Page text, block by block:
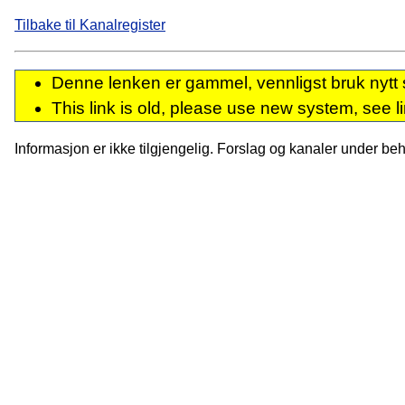
Tilbake til Kanalregister
Denne lenken er gammel, vennligst bruk nytt
This link is old, please use new system, see
Informasjon er ikke tilgjengelig. Forslag og kanaler under